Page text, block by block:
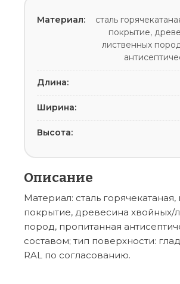
Материал:
сталь
покрытие,
лиственных
Длина:
Ширина:
Высота:
Описание
Материал: сталь
покрытие, древесина хвойных/
пород, пропитанная
составом; тип поверхности:
RAL по согласованию.